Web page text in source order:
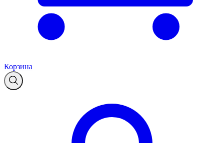
Корзина